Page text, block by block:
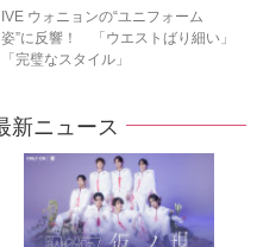
IVE ウォニョンの“ユニフォーム
姿”に反響！ 「ウエストばり細い」
「完璧なスタイル」
新ニュース